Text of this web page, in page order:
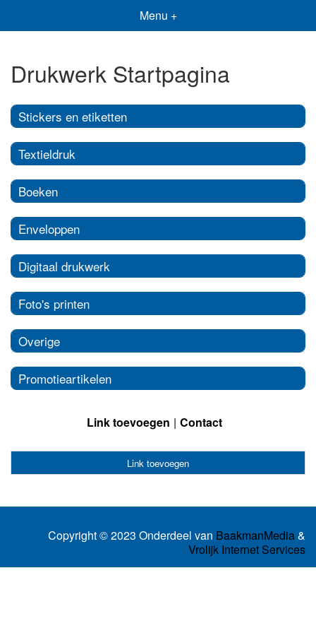
Menu +
Drukwerk Startpagina
Stickers en etiketten
Textieldruk
Boeken
Enveloppen
Digitaal drukwerk
Foto's printen
Overige
Promotieartikelen
Link toevoegen Contact
Link toevoegen
Copyright © 2023 Onderdeel van BaakmanMedia&
Vrolijk Internet Services